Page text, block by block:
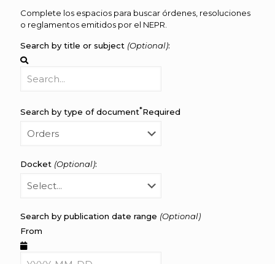
Complete los espacios para buscar órdenes, resoluciones
o reglamentos emitidos por el NEPR.
Search by title or subject (Optional):
Search by type of document*Required
Docket (Optional):
Search by publication date range (Optional)
From